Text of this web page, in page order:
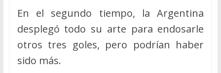
En el segundo tiempo, la Argentina
desplegó todo su arte para endosarle
otros tres goles, pero podrían haber
sido más.